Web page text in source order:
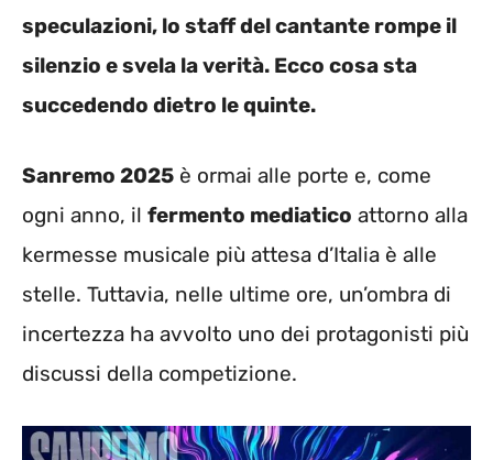
speculazioni, lo staff del cantante rompe il
silenzio e svela la verità. Ecco cosa sta
succedendo dietro le quinte.
Sanremo 2025 è ormai alle porte e, come
ogni anno, il fermento mediatico attorno alla
kermesse musicale più attesa d’Italia è alle
stelle. Tuttavia, nelle ultime ore, un’ombra di
incertezza ha avvolto uno dei protagonisti più
discussi della competizione.